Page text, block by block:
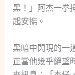
黑！」阿杰一拳
起安撫。
黑暗中閃現的一
正當他幾乎絕望